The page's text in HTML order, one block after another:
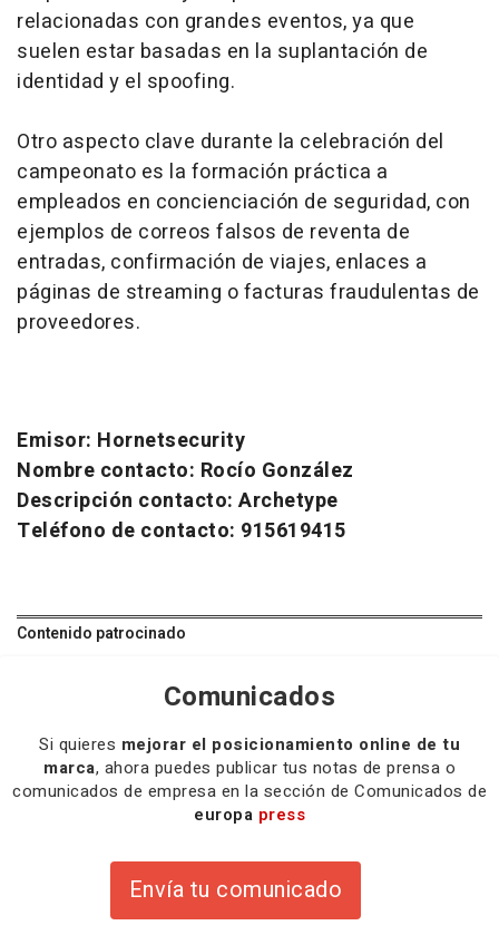
relacionadas con grandes eventos, ya que
suelen estar basadas en la suplantación de
identidad y el spoofing.
Otro aspecto clave durante la celebración del
campeonato es la formación práctica a
empleados en concienciación de seguridad, con
ejemplos de correos falsos de reventa de
entradas, confirmación de viajes, enlaces a
páginas de streaming o facturas fraudulentas de
proveedores.
Emisor: Hornetsecurity
Nombre contacto: Rocío González
Descripción contacto: Archetype
Teléfono de contacto: 915619415
Contenido patrocinado
Comunicados
Si quieres mejorar el posicionamiento online de tu
marca, ahora puedes publicar tus notas de prensa o
comunicados de empresa en la sección de Comunicados de
europa press
Envía tu comunicado